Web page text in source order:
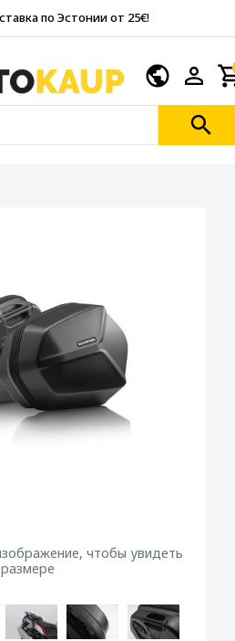
по Эстонии от 25€!
чтобы увидеть